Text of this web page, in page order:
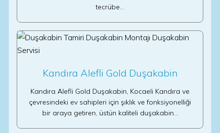
tecrübe…
Kandıra Alefli Gold Duşakabin
Kandıra Alefli Gold Duşakabin, Kocaeli Kandıra ve
çevresindeki ev sahipleri için şıklık ve fonksiyonelliği
bir araya getiren, üstün kaliteli duşakabin…